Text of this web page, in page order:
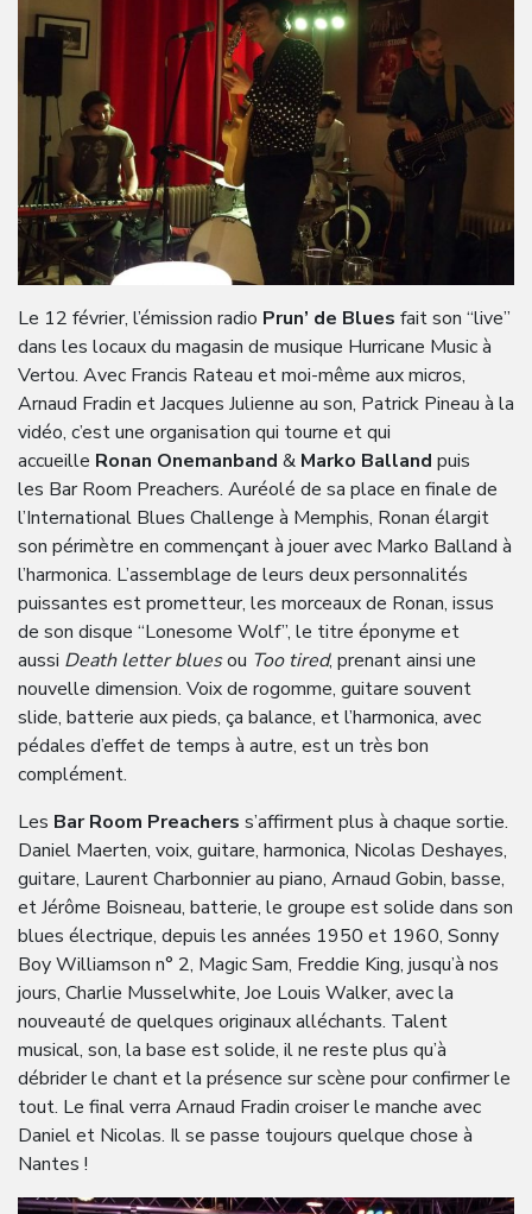
Le 12 février, l’émission radio Prun’ de Blues fait son “live”
dans les locaux du magasin de musique Hurricane Music à
Vertou. Avec Francis Rateau et moi-même aux micros,
Arnaud Fradin et Jacques Julienne au son, Patrick Pineau à la
vidéo, c’est une organisation qui tourne et qui
accueille Ronan Onemanband & Marko Balland puis
les Bar Room Preachers. Auréolé de sa place en finale de
l’International Blues Challenge à Memphis, Ronan élargit
son périmètre en commençant à jouer avec Marko Balland à
l’harmonica. L’assemblage de leurs deux personnalités
puissantes est prometteur, les morceaux de Ronan, issus
de son disque “Lonesome Wolf”, le titre éponyme et
aussi Death letter bluesou Too tired, prenant ainsi une
nouvelle dimension. Voix de rogomme, guitare souvent
slide, batterie aux pieds, ça balance, et l’harmonica, avec
pédales d’effet de temps à autre, est un très bon
complément.
Les Bar Room Preachers s’affirment plus à chaque sortie.
Daniel Maerten, voix, guitare, harmonica, Nicolas Deshayes,
guitare, Laurent Charbonnier au piano, Arnaud Gobin, basse,
et Jérôme Boisneau, batterie, le groupe est solide dans son
blues électrique, depuis les années 1950 et 1960, Sonny
Boy Williamson n° 2, Magic Sam, Freddie King, jusqu’à nos
jours, Charlie Musselwhite, Joe Louis Walker, avec la
nouveauté de quelques originaux alléchants. Talent
musical, son, la base est solide, il ne reste plus qu’à
débrider le chant et la présence sur scène pour confirmer le
tout. Le final verra Arnaud Fradin croiser le manche avec
Daniel et Nicolas. Il se passe toujours quelque chose à
Nantes !